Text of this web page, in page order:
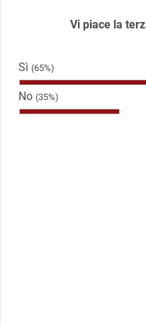
Vi piace la
Sì (65%)
No (35%)